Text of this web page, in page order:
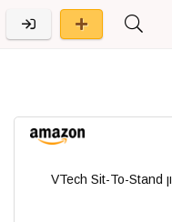
הליכון VTech Sit-To-Stand